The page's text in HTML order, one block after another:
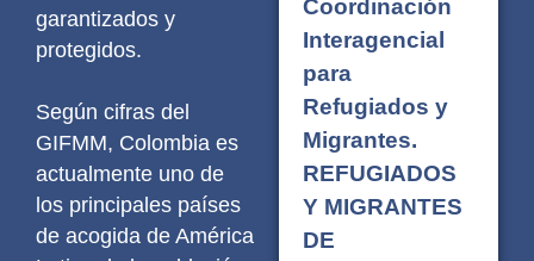
garantizados y
protegidos.
Según cifras del
GIFMM, Colombia es
actualmente uno de
los principales países
de acogida de América
Coordinación
Interagencial
para
Refugiados y
Migrantes.
REFUGIADOS
Y MIGRANTES
DE